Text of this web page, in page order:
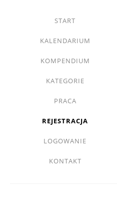
START
KALENDARIUM
KOMPENDIUM
KATEGORIE
PRACA
REJESTRACJA
LOGOWANIE
KONTAKT